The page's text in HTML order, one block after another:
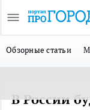
Обзорные статьи
В России